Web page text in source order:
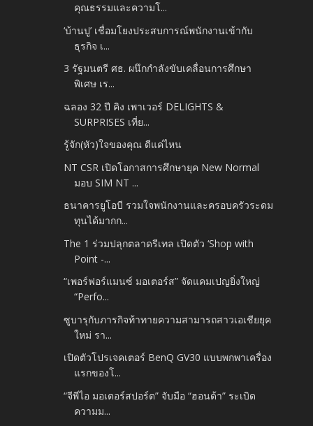
คุณธรรมและความโ...
‘บ้านปู’ เชื่อมโยงประสบการณ์พนักงานเข้ากับ
ธุรกิจ เ...
3 รัฐมนตรี ศธ. ผนึกกำลังขับเคลื่อนการศึกษา
พิเศษ เร...
ฉลอง 32 ปี คิง เพาเวอร์ DELIGHTS &
SURPRISES เที่ย...
รู้จัก(หัว)ใจของคุณ ดีแค่ไหน
NT CSR เปิดโอกาสการศึกษายุค New Normal
มอบ SIM NT ...
ธนาคารยูโอบี รวมใจพนักงานและครอบครัวระดม
ทุนได้มากก...
The 1 ร่วมปลุกตลาดรีเทล เปิดตัว ‘Shop with
Point -...
“เพอร์ฟอร์แมนซ์ มอเตอร์ส” จัดแคมเปญยิ่งใหญ่
“Perfo...
ซูบารุกับภารกิจท้าทายความสามารถสาวเอเชียยุค
ใหม่ รา...
เปิดตัวโปรเจคเตอร์ BenQ GV30 แบบพกพาเครื่อง
แรกของโ...
“จีพีไอ มอเตอร์สปอร์ต” จับมือ “ฮอนด้า” ระเบิด
ความม...